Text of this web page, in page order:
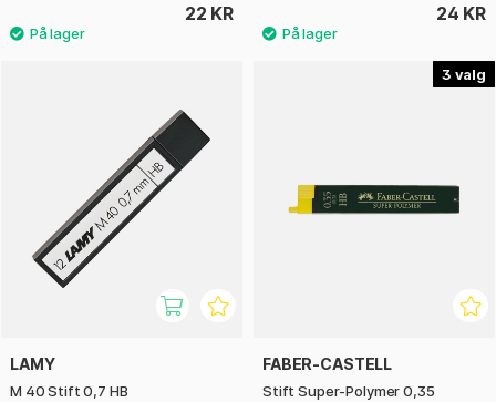
22 KR 24 KR
LAMY
M 40 Stift 0,7 HB
3
FABER-CASTELL
Stift Super-Polymer 0,35